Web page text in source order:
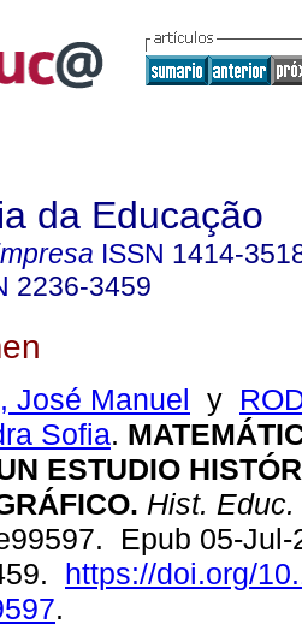
da Educação
ISSN 1414-
2236-3459
José Manuel y
Sofia.
ESTUDIO
Hist. Educ.
Epub 05-Jul-
https://doi.org/
.